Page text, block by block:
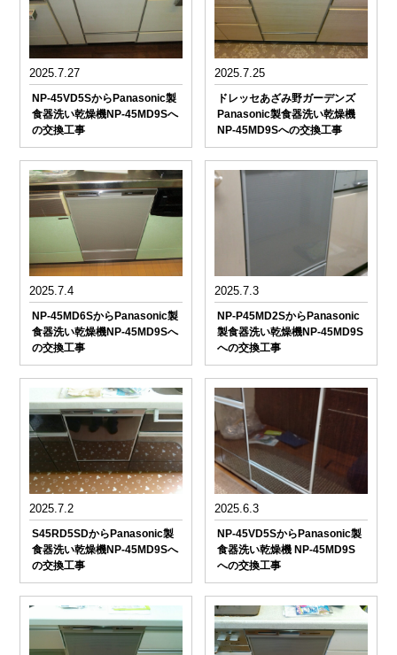
2025.7.27
NP-45VD5SからPanasonic製
食器洗い乾燥機NP-45MD9Sへ
の交換工事
2025.7.25
ドレッセあざみ野ガーデンズ
Panasonic製食器洗い乾燥機
NP-45MD9Sへの交換工事
2025.7.4
NP-45MD6SからPanasonic製
食器洗い乾燥機NP-45MD9Sへ
の交換工事
2025.7.3
NP-P45MD2SからPanasonic
製食器洗い乾燥機NP-45MD9S
への交換工事
2025.7.2
S45RD5SDからPanasonic製
食器洗い乾燥機NP-45MD9Sへ
の交換工事
2025.6.3
NP-45VD5SからPanasonic製
食器洗い乾燥機 NP-45MD9S
への交換工事